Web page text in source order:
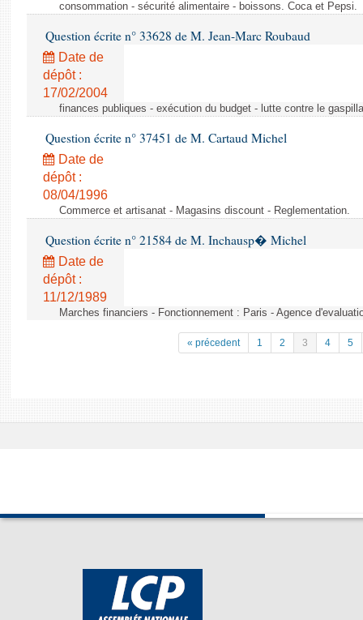
consommation - sécurité alimentaire - boissons. Coca et Pepsi.
Question écrite n° 33628 de M. Jean-Marc Roubaud
Date de
dépôt :
17/02/2004
finances publiques - exécution du budget - lutte contre le
Question écrite n° 37451 de M. Cartaud Michel
Date de
dépôt :
08/04/1996
Commerce et artisanat - Magasins discount - Reglementation.
Question écrite n° 21584 de M. Inchausp� Michel
Date de
dépôt :
11/12/1989
Marches financiers - Fonctionnement : Paris - Agence
« précedent 1 2 3 4 5